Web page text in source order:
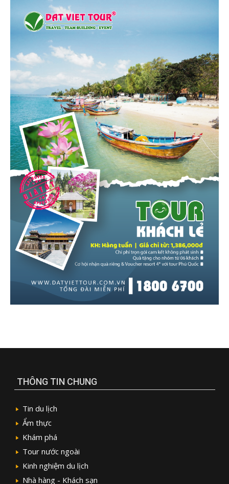
THÔNG TIN CHUNG
Tin du lịch
Ẩm thực
Khám phá
Tour nước ngoài
Kinh nghiệm du lịch
Nhà hàng - Khách sạn